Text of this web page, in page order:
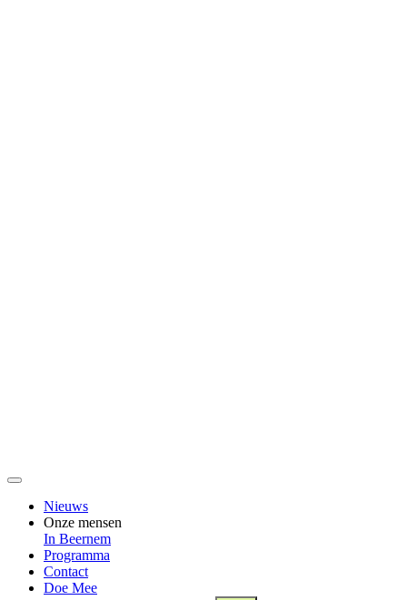
Nieuws
Onze mensen
In Beernem
Programma
Contact
Doe Mee